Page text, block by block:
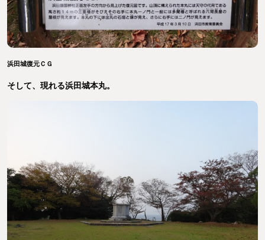
浜田城復元ＣＧ
そして、現れる浜田城本丸。